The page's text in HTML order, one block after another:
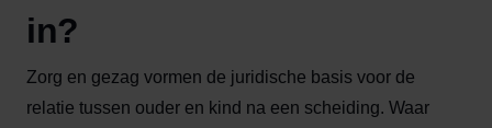
in?
Zorg en gezag vormen de juridische basis voor de
relatie tussen ouder en kind na een scheiding. Waar